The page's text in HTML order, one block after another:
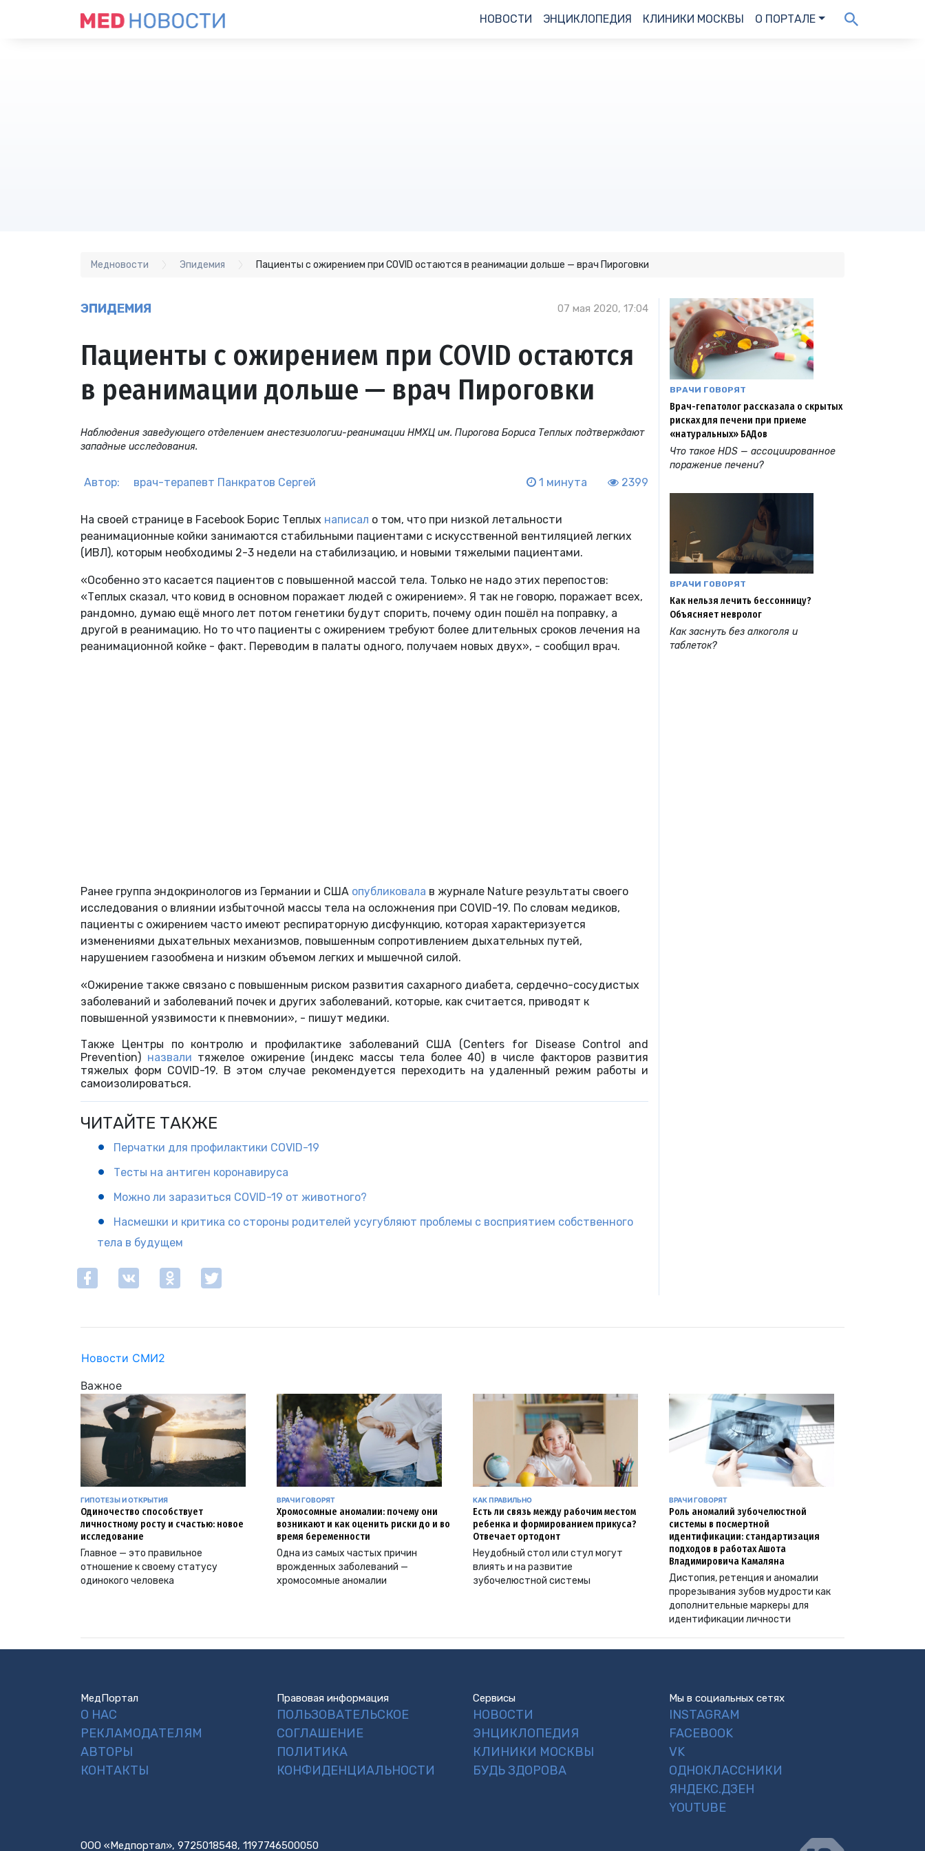
НОВОСТИ ЭНЦИКЛОПЕДИЯ КЛИНИКИ МОСКВЫ О ПОРТАЛЕ
Медновости Эпидемия Пациенты с ожирением при COVID остаются в реанимации дольше — врач Пироговки
ЭПИДЕМИЯ 07 мая 2020, 17:04
Пациенты с ожирением при COVID остаются
в реанимации дольше — врач Пироговки
Наблюдения заведующего отделением анестезиологии-реанимации НМХЦ им. Пирогова Бориса Теплых подтверждают
западные исследования.
Автор: врач-терапевт Панкратов Сергей 1 минута 2399
На своей странице в Facebook Борис Теплых написал о том, что при низкой летальности
реанимационные койки занимаются стабильными пациентами с искусственной вентиляцией легких
(ИВЛ), которым необходимы 2-3 недели на стабилизацию, и новыми тяжелыми пациентами.
«Особенно это касается пациентов с повышенной массой тела. Только не надо этих перепостов:
«Теплых сказал, что ковид в основном поражает людей с ожирением». Я так не говорю, поражает всех,
рандомно, думаю ещё много лет потом генетики будут спорить, почему один пошёл на поправку, а
другой в реанимацию. Но то что пациенты с ожирением требуют более длительных сроков лечения на
реанимационной койке - факт. Переводим в палаты одного, получаем новых двух», - сообщил врач.
Ранее группа эндокринологов из Германии и США опубликовала в журнале Nature результаты своего
исследования о влиянии избыточной массы тела на осложнения при COVID-19. По словам медиков,
пациенты с ожирением часто имеют респираторную дисфункцию, которая характеризуется
изменениями дыхательных механизмов, повышенным сопротивлением дыхательных путей,
нарушением газообмена и низким объемом легких и мышечной силой.
«Ожирение также связано с повышенным риском развития сахарного диабета, сердечно-сосудистых
заболеваний и заболеваний почек и других заболеваний, которые, как считается, приводят к
повышенной уязвимости к пневмонии», - пишут медики.
Также Центры по контролю и профилактике заболеваний США (Centers for Disease Control and
Prevention) назвали тяжелое ожирение (индекс массы тела более 40) в числе факторов развития
тяжелых форм COVID-19. В этом случае рекомендуется переходить на удаленный режим работы и
самоизолироваться.
ЧИТАЙТЕ ТАКЖЕ
Перчатки для профилактики COVID-19
Тесты на антиген коронавируса
Можно ли заразиться COVID-19 от животного?
Насмешки и критика со стороны родителей усугубляют проблемы с восприятием собственного
тела в будущем
ВРАЧИ ГОВОРЯТ
Врач-гепатолог рассказала о скрытых
рисках для печени при приеме
«натуральных» БАДов
Что такое HDS — ассоциированное
поражение печени?
ВРАЧИ ГОВОРЯТ
Как нельзя лечить бессонницу?
Объясняет невролог
Как заснуть без алкоголя и
таблеток?
Новости СМИ2
Важное
ГИПОТЕЗЫ И ОТКРЫТИЯ
Одиночество способствует
личностному росту и счастью: новое
исследование
Главное — это правильное
отношение к своему статусу
одинокого человека
ВРАЧИ ГОВОРЯТ
Хромосомные аномалии: почему они
возникают и как оценить риски до и во
время беременности
Одна из самых частых причин
врожденных заболеваний —
хромосомные аномалии
КАК ПРАВИЛЬНО
Есть ли связь между рабочим местом
ребенка и формированием прикуса?
Отвечает ортодонт
Неудобный стол или стул могут
влиять и на развитие
зубочелюстной системы
ВРАЧИ ГОВОРЯТ
Роль аномалий зубочелюстной
системы в посмертной
идентификации: стандартизация
подходов в работах Ашота
Владимировича Камаляна
Дистопия, ретенция и аномалии
прорезывания зубов мудрости как
дополнительные маркеры для
идентификации личности
МедПортал
О НАС
РЕКЛАМОДАТЕЛЯМ
АВТОРЫ
КОНТАКТЫ
Правовая информация
ПОЛЬЗОВАТЕЛЬСКОЕ
СОГЛАШЕНИЕ
ПОЛИТИКА
КОНФИДЕНЦИАЛЬНОСТИ
Сервисы
НОВОСТИ
ЭНЦИКЛОПЕДИЯ
КЛИНИКИ МОСКВЫ
БУДЬ ЗДОРОВА
Мы в социальных сетях
INSTAGRAM
FACEBOOK
VK
ОДНОКЛАССНИКИ
ЯНДЕКС.ДЗЕН
YOUTUBE
ООО «Медпортал», 9725018548, 1197746500050